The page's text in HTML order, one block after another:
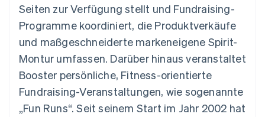
Betrugsprävention
Atlas
Start-up-Gründung
Climate
CO₂-Entnahme
Identity
Online-Identitätsprüfung
Ecosystem
Partner
Stripe App-Marktplatz
Seiten zur Verfügung stellt und Fundraising-
Programme koordiniert, die Produktverkäufe
und maßgeschneiderte markeneigene Spirit-
Montur umfassen. Darüber hinaus veranstaltet
Booster persönliche, Fitness-orientierte
Fundraising-Veranstaltungen, wie sogenannte
„Fun Runs“. Seit seinem Start im Jahr 2002 hat